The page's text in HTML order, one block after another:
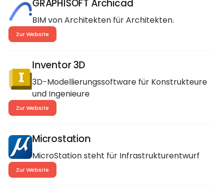
GRAPHISOFT Archicad
BIM von Architekten für Architekten.
Zur Website
Inventor 3D
3D-Modellierungssoftware für Konstrukteure
und Ingenieure
Zur Website
Microstation
MicroStation steht für Infrastrukturentwurf
Zur Website